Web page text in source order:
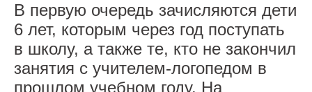
Оценка качества образования
Противодействие коррупции
Безопасность детей
В первую очередь зачисляются дети
6 лет, которым через год поступать
в школу, а также те, кто не закончил
занятия с учителем-логопедом в
прошлом учебном году. На